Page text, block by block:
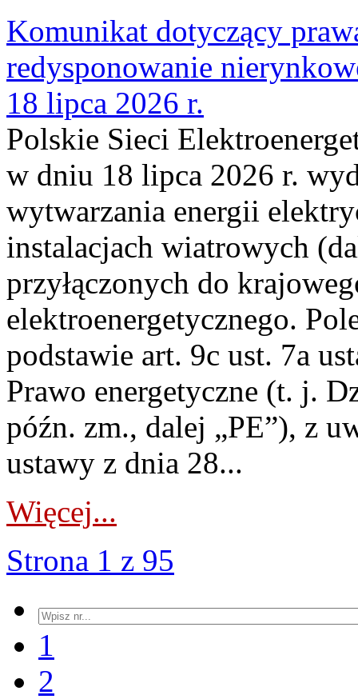
Komunikat dotyczący
redysponowanie
18 lipca 2026 r.
Polskie Sieci
w dniu 18 lipca 2026 r.
wytwarzania energii
instalacjach wiatrowych
przyłączonych do
elektroenergetycznego.
podstawie art. 9c ust. 7a
Prawo energetyczne (t. j.
późn. zm., dalej „PE”), z
ustawy z dnia 28...
Więcej...
Strona 1 z 95
1
2